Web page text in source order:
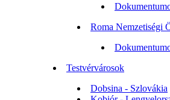
Roma Nemzetiségi
Testvérvárosok
Dobsina - Szlovákia